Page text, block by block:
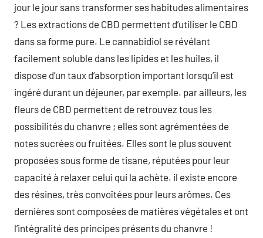
jour le jour sans transformer ses habitudes alimentaires
? Les extractions de CBD permettent d’utiliser le CBD
dans sa forme pure. Le cannabidiol se révélant
facilement soluble dans les lipides et les huiles, il
dispose d’un taux d’absorption important lorsqu’il est
ingéré durant un déjeuner, par exemple. par ailleurs, les
fleurs de CBD permettent de retrouvez tous les
possibilités du chanvre ; elles sont agrémentées de
notes sucrées ou fruitées. Elles sont le plus souvent
proposées sous forme de tisane, réputées pour leur
capacité à relaxer celui qui la achète. il existe encore
des résines, très convoîtées pour leurs arômes. Ces
dernières sont composées de matières végétales et ont
l’intégralité des principes présents du chanvre !